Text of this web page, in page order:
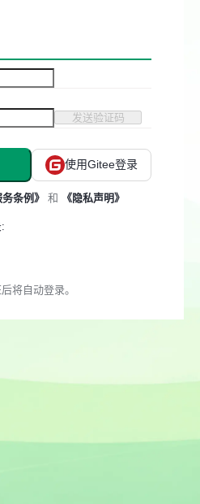
发送验证码
使用Gitee登录
务条例》 和 《隐私声明》
将自动登录。